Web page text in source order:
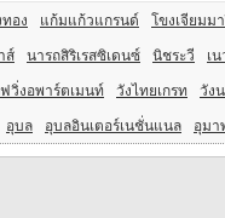
ทอง แก้มแก้วแกรนด์ โขงเจียมม
ส์ นารถสิริเรสซิเดนซ์ นิชระวี เ
วิ่งอพาร์ตเมนท์ วังไทยเกรท วัง
อุบล อุบลอินเตอร์เนชั่นแนล อุมา